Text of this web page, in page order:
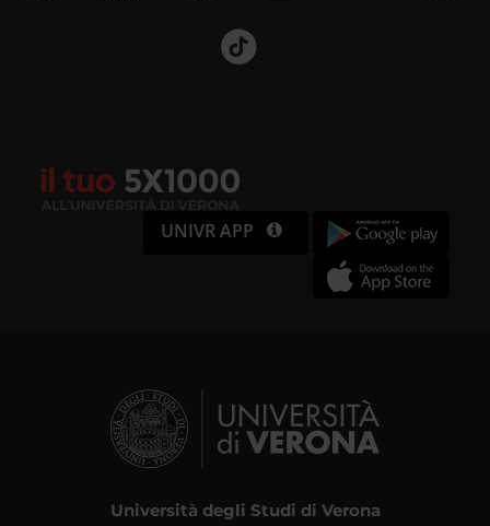
UNIVR APP
Università degli Studi di Verona